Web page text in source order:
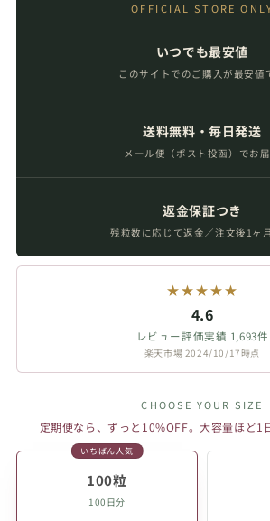
OFFICIAL STORE
いつでも最安値
このサイトでのご購入が最安値
送料無料・毎日発送
メール便（ポスト投函）でお
返金保証つき
残粒数に応じて返金／注文後1ヶ
★★★★★
4.6
レビュー評価実績 1,693件
楽天市場 2024/10/17時点
CHOOSE YOUR SIZE
定期便なら、ずっと10%OFF。大容量ほど1
いちばん人気
100粒
100日分